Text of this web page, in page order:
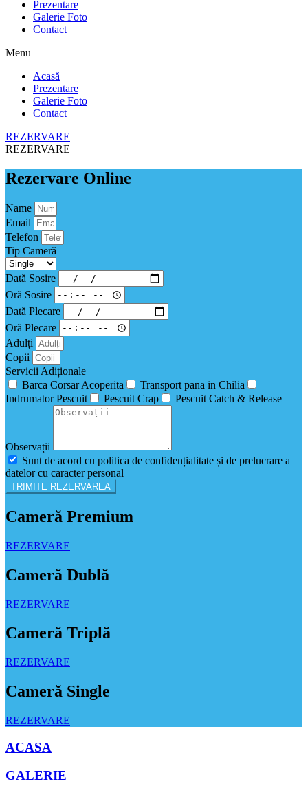
Prezentare
Galerie Foto
Contact
Menu
Acasă
Prezentare
Galerie Foto
Contact
REZERVARE
REZERVARE
Rezervare Online
Name
Email
Telefon
Tip Cameră
Dată Sosire
Oră Sosire
Dată Plecare
Oră Plecare
Adulți
Copii
Servicii Adiționale
Barca Corsar Acoperita
Transport pana in Chilia
Indrumator Pescuit
Pescuit Crap Pescuit Catch & Release
Observații
Sunt de acord cu politica de confidențialitate și de prelucrare a
datelor cu caracter personal
TRIMITE REZERVAREA
Cameră Premium
REZERVARE
Cameră Dublă
REZERVARE
Cameră Triplă
REZERVARE
Cameră Single
REZERVARE
ACASA
GALERIE